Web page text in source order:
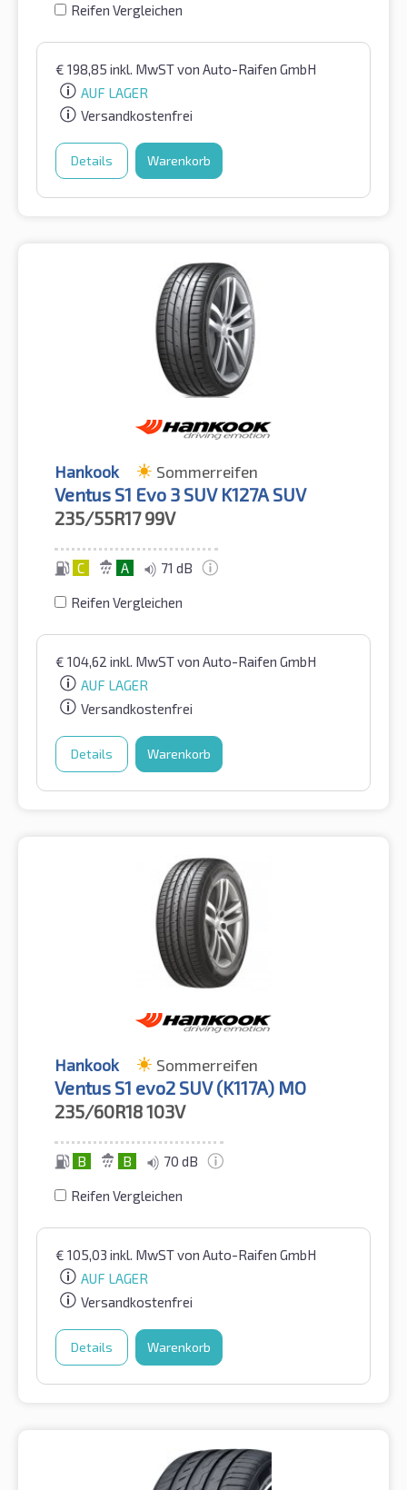
Reifen Vergleichen
€ 198,85 inkl. MwSTvon Auto-Raifen GmbH
AUF LAGER
Versandkostenfrei
Details Warenkorb
Hankook Sommerreifen
Ventus S1 Evo 3 SUV K127A SUV
235/55R17 99V
C A 71 dB
Reifen Vergleichen
€ 104,62 inkl. MwSTvon Auto-Raifen GmbH
AUF LAGER
Versandkostenfrei
Details Warenkorb
Hankook Sommerreifen
Ventus S1 evo2 SUV (K117A) MO
235/60R18103V
B B 70 dB
Reifen Vergleichen
€ 105,03 inkl. MwSTvon Auto-Raifen GmbH
AUF LAGER
Versandkostenfrei
Details Warenkorb